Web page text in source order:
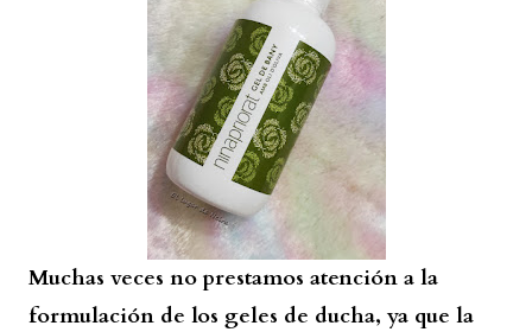
Muchas veces no prestamos atención a la
formulación de los geles de ducha, ya que la